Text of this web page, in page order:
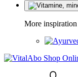
More inspiration